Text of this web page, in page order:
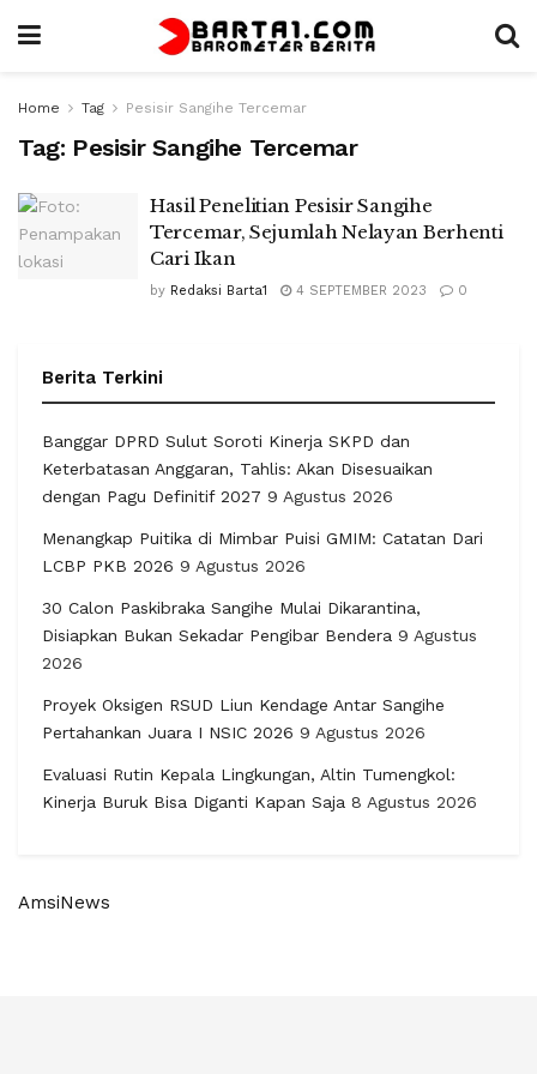
Home Tag Pesisir Sangihe Tercemar
Tag: Pesisir Sangihe Tercemar
Hasil Penelitian Pesisir Sangihe
Tercemar, Sejumlah Nelayan Berhenti
Cari Ikan
by Redaksi Barta1 4 SEPTEMBER 2023 0
Berita Terkini
Banggar DPRD Sulut Soroti Kinerja SKPD dan
Keterbatasan Anggaran, Tahlis: Akan Disesuaikan
dengan Pagu Definitif 2027 9 Agustus 2026
Menangkap Puitika di Mimbar Puisi GMIM: Catatan Dari
LCBP PKB 2026 9 Agustus 2026
30 Calon Paskibraka Sangihe Mulai Dikarantina,
Disiapkan Bukan Sekadar Pengibar Bendera 9 Agustus
2026
Proyek Oksigen RSUD Liun Kendage Antar Sangihe
Pertahankan Juara I NSIC 2026 9 Agustus 2026
Evaluasi Rutin Kepala Lingkungan, Altin Tumengkol:
Kinerja Buruk Bisa Diganti Kapan Saja 8 Agustus 2026
AmsiNews